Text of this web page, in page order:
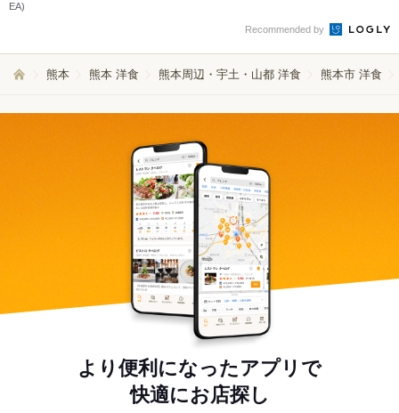
EA)
Recommended by
熊本 熊本 洋食 熊本周辺・宇土・山都 洋食 熊本市 洋食
より便利になったアプリで
快適にお店探し